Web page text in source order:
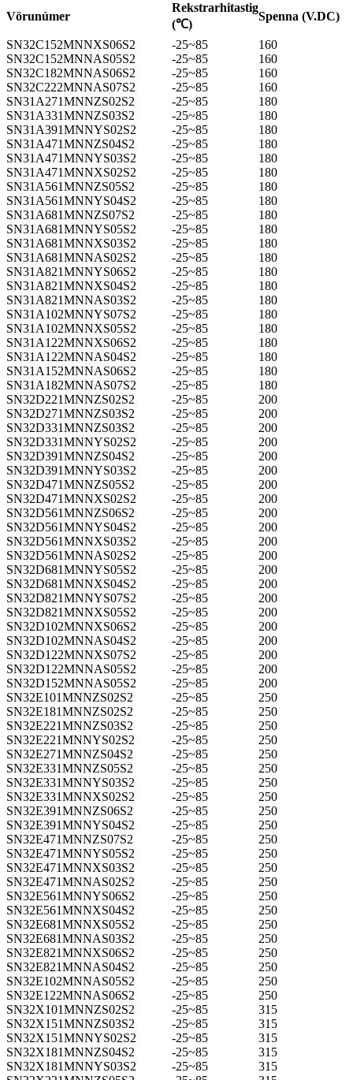
Vörunúmer
Rekstrarhitastig
(℃)
Spenna (V.DC)
SN32C152MNNXS06S2 -25~85
160
SN32C152MNNAS05S2
-25~85
160
SN32C182MNNAS06S2
-25~85
160
SN32C222MNNAS07S2
-25~85
160
SN31A271MNNZS02S2
-25~85
180
SN31A331MNNZS03S2
-25~85
180
SN31A391MNNYS02S2
-25~85
180
SN31A471MNNZS04S2
-25~85
180
SN31A471MNNYS03S2
-25~85
180
SN31A471MNNXS02S2
-25~85
180
SN31A561MNNZS05S2
-25~85
180
SN31A561MNNYS04S2
-25~85
180
SN31A681MNNZS07S2
-25~85
180
SN31A681MNNYS05S2
-25~85
180
SN31A681MNNXS03S2
-25~85
180
SN31A681MNNAS02S2
-25~85
180
SN31A821MNNYS06S2
-25~85
180
SN31A821MNNXS04S2
-25~85
180
SN31A821MNNAS03S2
-25~85
180
SN31A102MNNYS07S2
-25~85
180
SN31A102MNNXS05S2
-25~85
180
SN31A122MNNXS06S2
-25~85
180
SN31A122MNNAS04S2
-25~85
180
SN31A152MNNAS06S2
-25~85
180
SN31A182MNNAS07S2
-25~85
180
SN32D221MNNZS02S2
-25~85
200
SN32D271MNNZS03S2
-25~85
200
SN32D331MNNZS03S2
-25~85
200
SN32D331MNNYS02S2
-25~85
200
SN32D391MNNZS04S2
-25~85
200
SN32D391MNNYS03S2
-25~85
200
SN32D471MNNZS05S2
-25~85
200
SN32D471MNNXS02S2
-25~85
200
SN32D561MNNZS06S2
-25~85
200
SN32D561MNNYS04S2
-25~85
200
SN32D561MNNXS03S2
-25~85
200
SN32D561MNNAS02S2
-25~85
200
SN32D681MNNYS05S2
-25~85
200
SN32D681MNNXS04S2
-25~85
200
SN32D821MNNYS07S2
-25~85
200
SN32D821MNNXS05S2
-25~85
200
SN32D102MNNXS06S2
-25~85
200
SN32D102MNNAS04S2
-25~85
200
SN32D122MNNXS07S2
-25~85
200
SN32D122MNNAS05S2
-25~85
200
SN32D152MNNAS05S2
-25~85
200
SN32E101MNNZS02S2
-25~85
250
SN32E181MNNZS02S2
-25~85
250
SN32E221MNNZS03S2
-25~85
250
SN32E221MNNYS02S2
-25~85
250
SN32E271MNNZS04S2
-25~85
250
SN32E331MNNZS05S2
-25~85
250
SN32E331MNNYS03S2
-25~85
250
SN32E331MNNXS02S2
-25~85
250
SN32E391MNNZS06S2
-25~85
250
SN32E391MNNYS04S2
-25~85
250
SN32E471MNNZS07S2
-25~85
250
SN32E471MNNYS05S2
-25~85
250
SN32E471MNNXS03S2
-25~85
250
SN32E471MNNAS02S2
-25~85
250
SN32E561MNNYS06S2
-25~85
250
SN32E561MNNXS04S2
-25~85
250
SN32E681MNNXS05S2
-25~85
250
SN32E681MNNAS03S2
-25~85
250
SN32E821MNNXS06S2
-25~85
250
SN32E821MNNAS04S2
-25~85
250
SN32E102MNNAS05S2
-25~85
250
SN32E122MNNAS06S2
-25~85
250
SN32X101MNNZS02S2
-25~85
315
SN32X151MNNZS03S2
-25~85
315
SN32X151MNNYS02S2
-25~85
315
SN32X181MNNZS04S2
-25~85
315
SN32X181MNNYS03S2
-25~85
315